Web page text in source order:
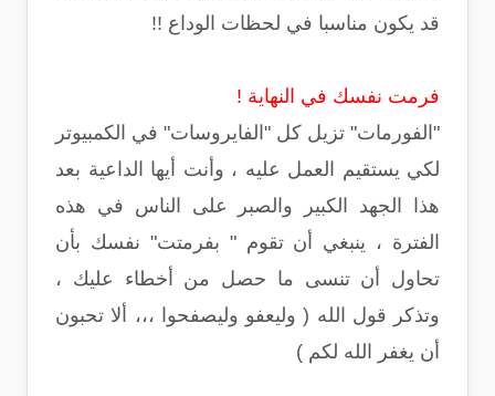
قد يكون مناسبا في لحظات الوداع !!
فرمت نفسك في النهاية !
"الفورمات" تزيل كل "الفايروسات" في الكمبيوتر
لكي يستقيم العمل عليه ، وأنت أيها الداعية بعد
هذا الجهد الكبير والصبر على الناس في هذه
الفترة ، ينبغي أن تقوم " بفرمتت" نفسك بأن
تحاول أن تنسى ما حصل من أخطاء عليك ،
وتذكر قول الله ( وليعفو وليصفحوا ،،، ألا تحبون
أن يغفر الله لكم )